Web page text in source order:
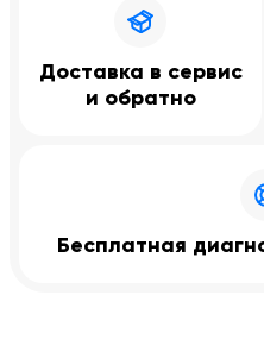
Доставка в сервис
и обратно
Бесплатная